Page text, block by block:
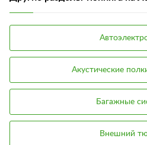
Акустические
Багажные
Внешний